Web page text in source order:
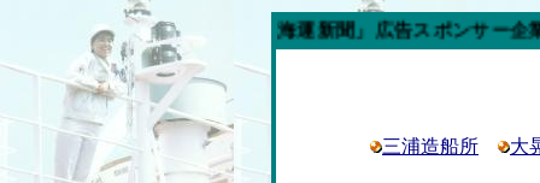
今週の「内航海運新聞」広告スポンサー企業
三浦造船所 大